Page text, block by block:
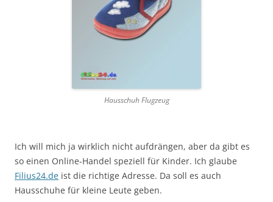
Hausschuh Flugzeug
Ich will mich ja wirklich nicht aufdrängen, aber da gibt es
so einen Online-Handel speziell für Kinder. Ich glaube
Filius24.de ist die richtige Adresse. Da soll es auch
Hausschuhe für kleine Leute geben.